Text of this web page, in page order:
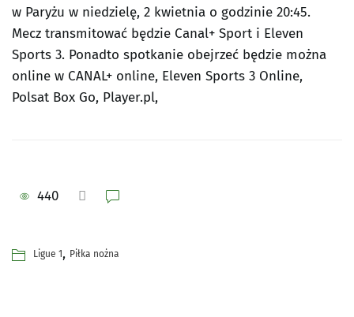
w Paryżu w niedzielę, 2 kwietnia o godzinie 20:45.
Mecz transmitować będzie Canal+ Sport i Eleven
Sports 3. Ponadto spotkanie obejrzeć będzie można
online w CANAL+ online, Eleven Sports 3 Online,
Polsat Box Go, Player.pl,
440
Ligue 1, Piłka nożna